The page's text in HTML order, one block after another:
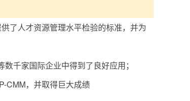
了人才资源管理水平检验的标准，并为
千家国际企业中得到了良好应用；
CMM，并取得巨大成绩